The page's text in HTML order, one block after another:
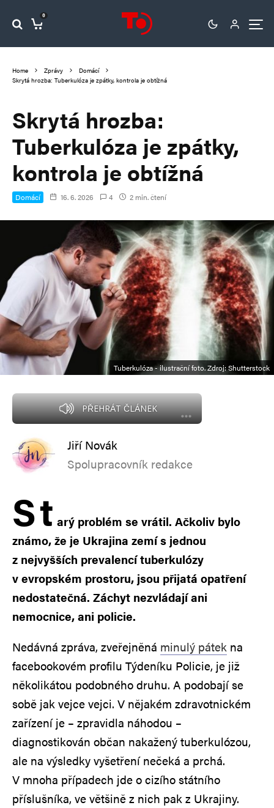
0
Home Zprávy
Domácí
Skrytá hrozba: Tuberkulóza je zpátky, kontrola je obtížná
Skrytá hrozba:
Tuberkulóza je zpátky,
kontrola je obtížná
Domácí 16. 6. 2026 4 2 min. čtení
Tuberkulóza - ilustrační foto. Zdroj: Shutterstock
PŘEHRÁT ČLÁNEK
Jiří Novák
Spolupracovník redakce
St arý problém se vrátil. Ačkoliv bylo
známo, že je Ukrajina zemí s jednou
z nejvyšších prevalencí tuberkulózy
v evropském prostoru, jsou přijatá opatření
nedostatečná. Záchyt nezvládají ani
nemocnice, ani policie.
Nedávná zpráva, zveřejněná minulý pátek na
facebookovém profilu Týdeníku Policie, je již
několikátou podobného druhu. A podobají se
sobě jak vejce vejci. V nějakém zdravotnickém
zařízení je – zpravidla náhodou –
diagnostikován občan nakažený tuberkulózou,
ale na výsledky vyšetření nečeká a prchá.
V mnoha případech jde o cizího státního
příslušníka, ve většině z nich pak z Ukrajiny.